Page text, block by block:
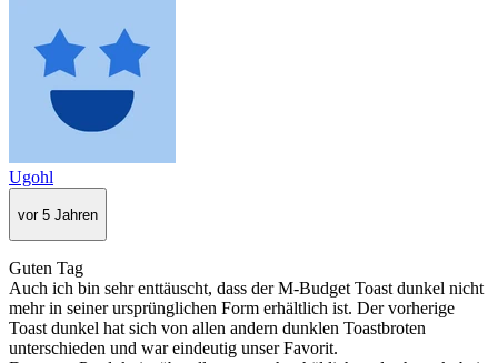
Ugohl
vor 5 Jahren
Guten Tag
Auch ich bin sehr enttäuscht, dass der M-Budget Toast dunkel nicht
mehr in seiner ursprünglichen Form erhältlich ist. Der vorherige
Toast dunkel hat sich von allen andern dunklen Toastbroten
unterschieden und war eindeutig unser Favorit.